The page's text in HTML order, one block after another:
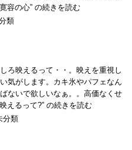
容の心” の続きを読む
類
ろ映えるって・・。映えを重視し
気がします。カキ氷やパフェなん
ないで欲しいなぁ。。高価なくせ
えるって?” の続きを読む
分類